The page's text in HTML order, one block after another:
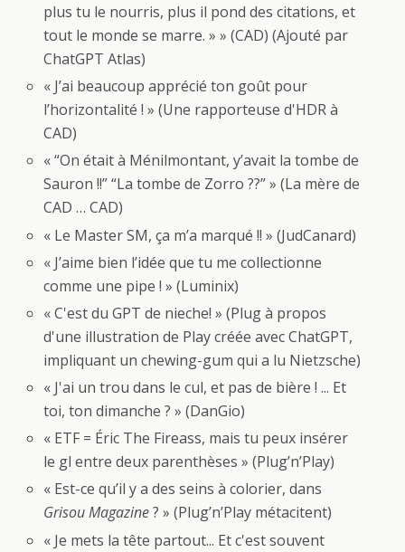
plus tu le nourris, plus il pond des citations, et
tout le monde se marre. » » (CAD) (Ajouté par
ChatGPT Atlas)
« J’ai beaucoup apprécié ton goût pour
l’horizontalité ! » (Une rapporteuse d'HDR à
CAD)
« “On était à Ménilmontant, y’avait la tombe de
Sauron !!” “La tombe de Zorro ??” » (La mère de
CAD … CAD)
« Le Master SM, ça m’a marqué !! » (JudCanard)
« J’aime bien l’idée que tu me collectionne
comme une pipe ! » (Luminix)
« C'est du GPT de nieche! » (Plug à propos
d'une illustration de Play créée avec ChatGPT,
impliquant un chewing-gum qui a lu Nietzsche)
« J'ai un trou dans le cul, et pas de bière ! ... Et
toi, ton dimanche ? » (DanGio)
« ETF = Éric The Fireass, mais tu peux insérer
le gl entre deux parenthèses » (Plug’n’Play)
« Est-ce qu’il y a des seins à colorier, dans
Grisou Magazine? » (Plug’n’Play métacitent)
« Je mets la tête partout... Et c'est souvent